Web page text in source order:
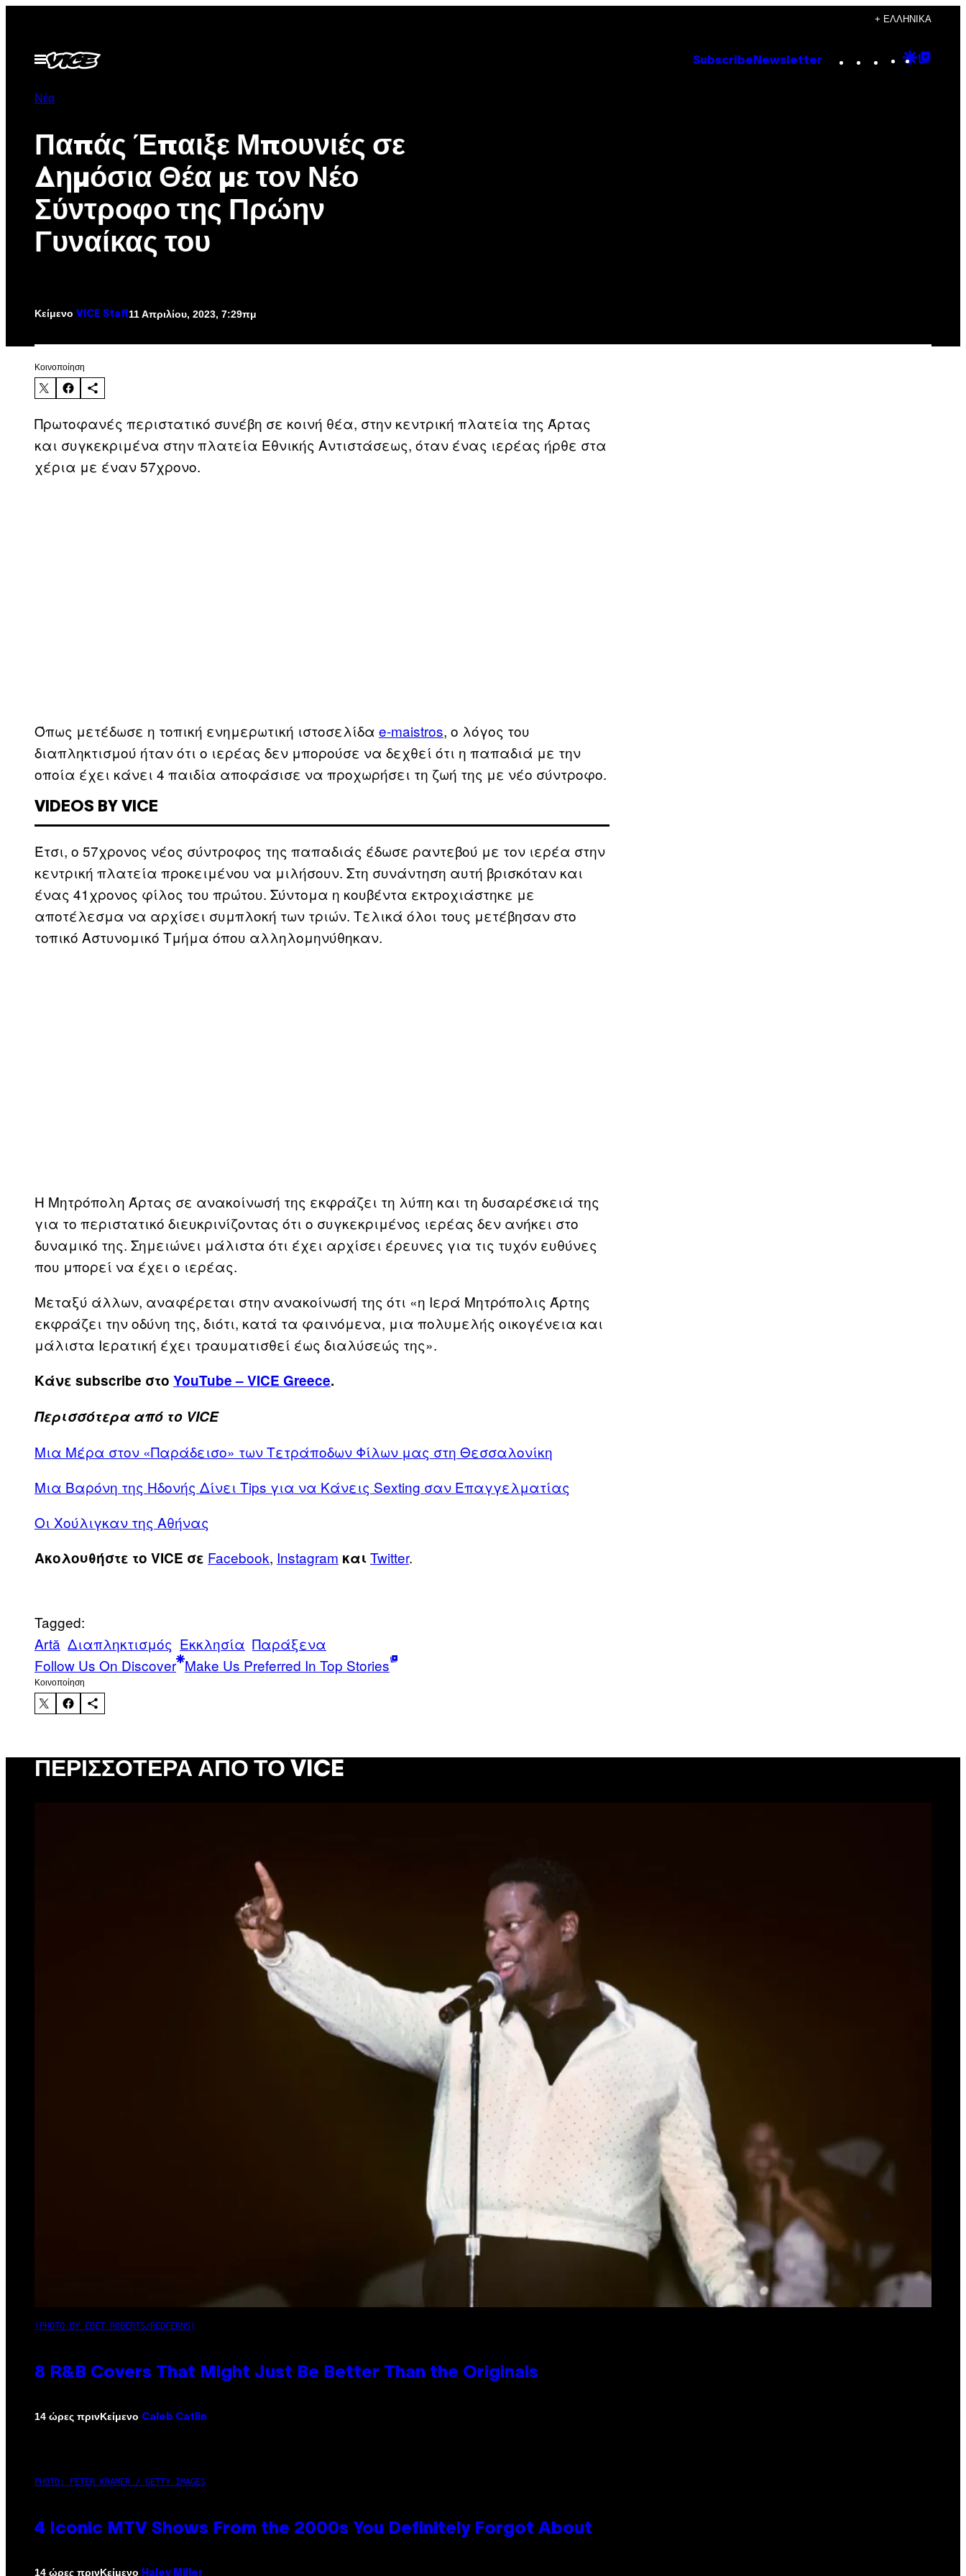
περιεχόμενο
+ ΕΛΛΗΝΙΚΆ
Ανοίξτε
το
Subscribe Newsletter Instagram
TikTok
YouTube
Google
Νέα
Παπάς Έπαιξε Μπουνιές σε
Δημόσια Θέα με τον Νέο
Σύντροφο της Πρώην
Γυναίκας του
Κείμενο VICE Staff11 Απριλίου, 2023, 7:29πμ
Kοινοποίηση
Πρωτοφανές περιστατικό συνέβη σε κοινή θέα, στην κεντρική πλατεία της Άρτας
και συγκεκριμένα στην πλατεία Εθνικής Αντιστάσεως, όταν ένας ιερέας ήρθε στα
χέρια με έναν 57χρονο.
Όπως μετέδωσε η τοπική ενημερωτική ιστοσελίδα e-maistros, ο λόγος του
διαπληκτισμού ήταν ότι ο ιερέας δεν μπορούσε να δεχθεί ότι η παπαδιά με την
οποία έχει κάνει 4 παιδία αποφάσισε να προχωρήσει τη ζωή της με νέο σύντροφο.
VIDEOS BY VICE
Έτσι, ο 57χρονος νέος σύντροφος της παπαδιάς έδωσε ραντεβού με τον ιερέα στην
κεντρική πλατεία προκειμένου να μιλήσουν. Στη συνάντηση αυτή βρισκόταν και
ένας 41χρονος φίλος του πρώτου. Σύντομα η κουβέντα εκτροχιάστηκε με
αποτέλεσμα να αρχίσει συμπλοκή των τριών. Τελικά όλοι τους μετέβησαν στο
τοπικό Αστυνομικό Τμήμα όπου αλληλομηνύθηκαν.
Η Μητρόπολη Άρτας σε ανακοίνωσή της εκφράζει τη λύπη και τη δυσαρέσκειά της
για το περιστατικό διευκρινίζοντας ότι ο συγκεκριμένος ιερέας δεν ανήκει στο
δυναμικό της. Σημειώνει μάλιστα ότι έχει αρχίσει έρευνες για τις τυχόν ευθύνες
που μπορεί να έχει ο ιερέας.
Μεταξύ άλλων, αναφέρεται στην ανακοίνωσή της ότι «η Ιερά Μητρόπολις Άρτης
εκφράζει την οδύνη της, διότι, κατά τα φαινόμενα, μια πολυμελής οικογένεια και
μάλιστα Ιερατική έχει τραυματισθεί έως διαλύσεώς της».
Κάνε subscribe στο YouTube – VICE Greece.
Περισσότερα από το VICE
Μια Μέρα στον «Παράδεισο» των Τετράποδων Φίλων μας στη Θεσσαλονίκη
Μια Βαρόνη της Ηδονής Δίνει Tips για να Κάνεις Sexting σαν Eπαγγελματίας
Οι Χούλιγκαν της Αθήνας
Ακολουθήστε το VICE σε Facebook, Instagram καιTwitter.
Tagged:
Artă Διαπληκτισμός Εκκλησία Παράξενα
Follow Us On Discover Make Us Preferred In Top Stories
Kοινοποίηση
ΠΕΡΙΣΣΌΤΕΡΑ ΑΠΌ ΤΟ VICE
(PHOTO BY EBET ROBERTS/REDFERNS)
8 R&B Covers That Might Just Be Better Than the Originals
14 ώρες πρινΚείμενο Caleb Catlin
PHOTO: PETER KRAMER / GETTY IMAGES
4 Iconic MTV Shows From the 2000s You Definitely Forgot About
14 ώρες πρινΚείμενο Haley Miller